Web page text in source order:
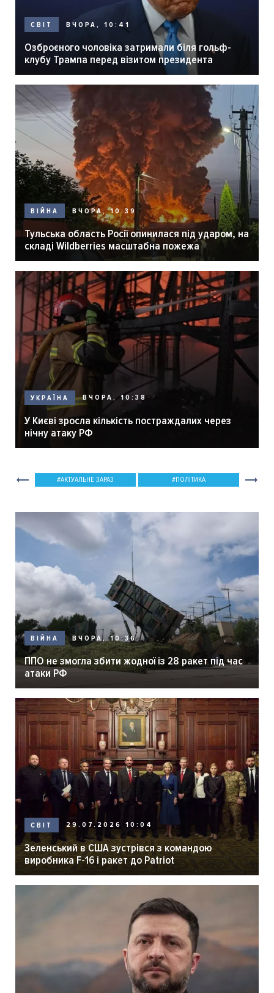
СВІТ ВЧОРА, 10:41
Озброєного чоловіка затримали біля гольф-
клубу Трампа перед візитом президента
ВІЙНА ВЧОРА, 10:39
Тульська область Росії опинилася під ударом, на
складі Wildberries масштабна пожежа
УКРАЇНА ВЧОРА, 10:38
У Києві зросла кількість постраждалих через
нічну атаку РФ
АКТУАЛЬНЕ ЗАРАЗ ПОЛІТИКА
ВІЙНА ВЧОРА, 10:36
ППО не змогла збити жодної із 28 ракет під час
атаки РФ
СВІТ 29.07.2026 10:04
Зеленський в США зустрівся з командою
виробника F-16 і ракет до Patriot